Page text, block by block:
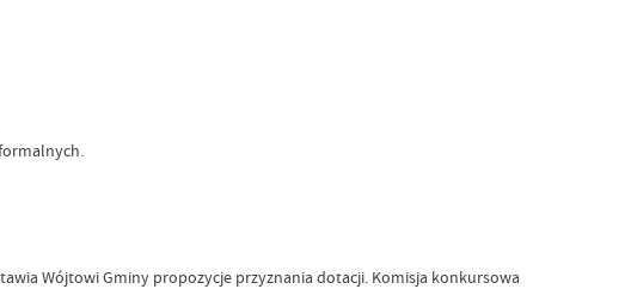
Wójtowi Gminy propozycje przyznania dotacji. Komisja konkursowa